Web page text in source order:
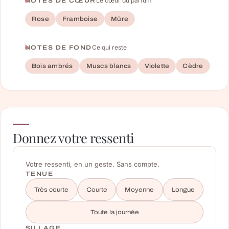
Rose Framboise Mûre
NOTES DE FONDCe qui reste
Bois ambrés Muscs blancs Violette Cèdre
Donnez votre ressenti
Votre ressenti, en un geste. Sans compte.
TENUE
Très courte Courte Moyenne Longue
Toute la journée